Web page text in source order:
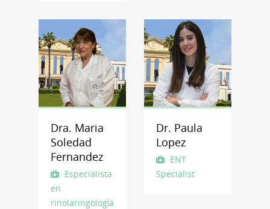
Dr. Paula
Lopez
ENT
Specialist
Dra. Maria
Soledad
Fernandez
Especialista
en
Otorrinolaringología